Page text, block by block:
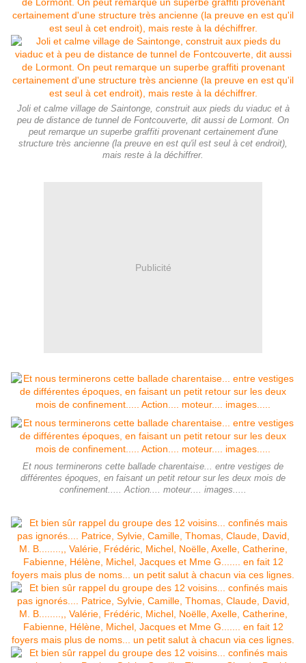
Joli et calme village de Saintonge, construit aux pieds du viaduc et à
peu de distance de tunnel de Fontcouverte, dit aussi de Lormont. On
peut remarque un superbe graffiti provenant certainement d'une
structure très ancienne (la preuve en est qu'il est seul à cet endroit),
mais reste à la déchiffrer.
Publicité
Et nous terminerons cette ballade charentaise... entre vestiges de
différentes époques, en faisant un petit retour sur les deux mois de
confinement..... Action.... moteur.... images.....